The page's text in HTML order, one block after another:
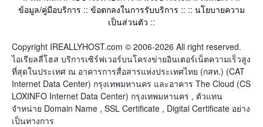
ข้อมูล/คู่มือบริการ :: ข้อตกลงในการรับบริการ :: :: นโยบายความ
เป็นส่วนตัว ::
Copyright IREALLYHOST.com © 2006-2026 All right reserved.
ไอเรียลลี่โฮส บริการเซิร์ฟเวอร์บนโครงข่ายอินเตอร์เน็ตความเร็วสูง
ที่สุดในประเทศ ณ อาคารการสื่อสารแห่งประเทศไทย (กสท.) (CAT
Internet Data Center) กรุงเทพมหานคร และอาคาร The Cloud (CS
LOXINFO Internet Data Center) กรุงเทพมหานคร , ตัวแทน
จำหน่าย Domain Name , SSL Certificate , Digital Certificate อย่าง
เป็นทางการ